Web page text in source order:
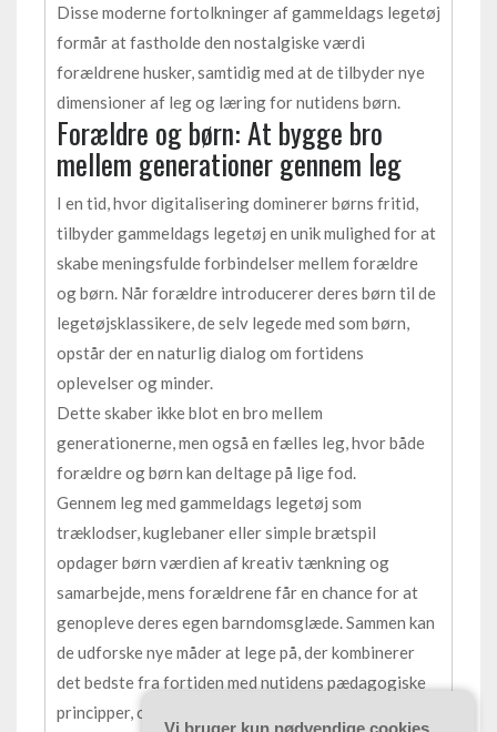
Disse moderne fortolkninger af gammeldags legetøj
formår at fastholde den nostalgiske værdi
forældrene husker, samtidig med at de tilbyder nye
dimensioner af leg og læring for nutidens børn.
Forældre og børn: At bygge bro
mellem generationer gennem leg
I en tid, hvor digitalisering dominerer børns fritid,
tilbyder gammeldags legetøj en unik mulighed for at
skabe meningsfulde forbindelser mellem forældre
og børn. Når forældre introducerer deres børn til de
legetøjsklassikere, de selv legede med som børn,
opstår der en naturlig dialog om fortidens
oplevelser og minder.
Dette skaber ikke blot en bro mellem
generationerne, men også en fælles leg, hvor både
forældre og børn kan deltage på lige fod.
Gennem leg med gammeldags legetøj som
træklodser, kuglebaner eller simple brætspil
opdager børn værdien af kreativ tænkning og
samarbejde, mens forældrene får en chance for at
genopleve deres egen barndomsglæde. Sammen kan
de udforske nye måder at lege på, der kombinerer
det bedste fra fortiden med nutidens pædagogiske
principper, og dermed styrke båndet mellem
Vi bruger kun nødvendige cookies